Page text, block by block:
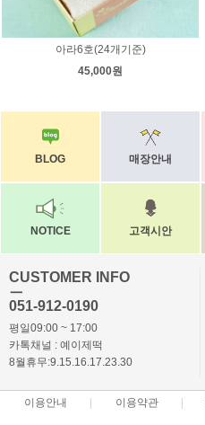
아라6호(24개기준)
45,000원
BLOG 매장안내
NOTICE 고객시안
CUSTOMER INFO
ㅡ
051-912-0190
평일09:00 ~ 17:00
카톡채널 : 예이제떡
8월휴무:9.15.16.17.23.30
이용안내 이용약관